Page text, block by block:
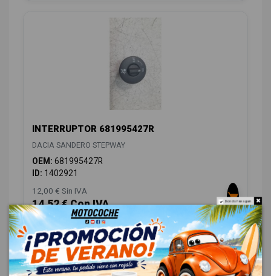
INTERRUPTOR 681995427R
DACIA SANDERO STEPWAY
OEM: 681995427R
ID: 1402921
12,00 € Sin IVA
14,52 € Con IVA Do not show again.